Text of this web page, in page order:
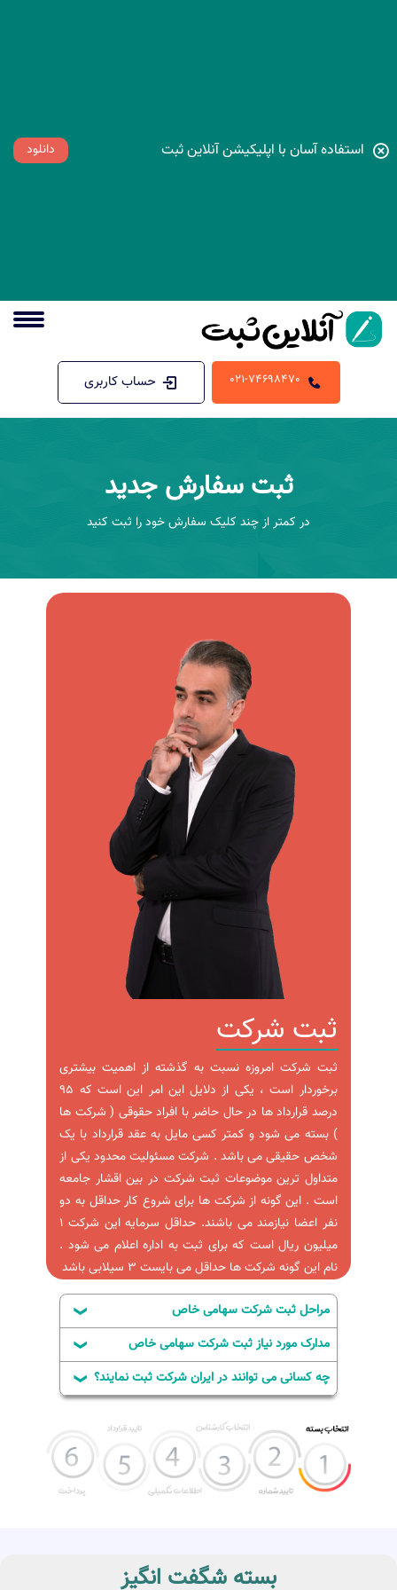
استفاده آسان با اپلیکیشن آنلاین ثبت دانلود
021-74698470 حساب کاربری
ثبت سفارش جدید
در کمتر از چند کلیک سفارش خود را ثبت کنید
ثبت شرکت
ثبت شرکت امروزه نسبت به گذشته از اهمیت بیشتری
برخوردار است ، یکی از دلایل این امر این است که 95
درصد قرارداد ها در حال حاضر با افراد حقوقی ( شرکت ها
) بسته می شود و کمتر کسی مایل به عقد قرارداد با یک
شخص حقیقی می باشد . شرکت مسئولیت محدود یکی از
متداول ترین موضوعات ثبت شرکت در بین اقشار جامعه
است . این گونه از شرکت ها برای شروع کار حداقل به دو
نفر اعضا نیازمند می باشند. حداقل سرمایه این شرکت 1
میلیون ریال است که برای ثبت به اداره اعلام می شود .
نام این گونه شرکت ها حداقل می بایست 3 سیلابی باشد
مراحل ثبت شرکت سهامی خاص
مدارک مورد نیاز ثبت شرکت سهامی خاص
نمونه
تكميل فرم اطلاعات ثبت
شركت(از قبيل:آدرس و كد
سرمايه شركت-سمت هاي
اعضا و درصد و مبلغ سهام
ها - حق امضا-موضوع
شركت- اسامي شركت)
سهامداران خارجي در
صورتيكه بخواهند در
چه کسانی می توانند در ایران شرکت ثبت نمایند؟
نمایند؟
کلیه اشخاص حقیقی و حقوقی اعم از ایرانی و
خارجی می توانند در ایران شرکت ثبت نمایند.
- اشخاص خارجی می توانند بدون شریک ایرانی به
بسته شگفت انگیز